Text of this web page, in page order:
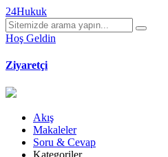
24Hukuk
Hoş Geldin
Ziyaretçi
Akış
Makaleler
Soru & Cevap
Kategoriler